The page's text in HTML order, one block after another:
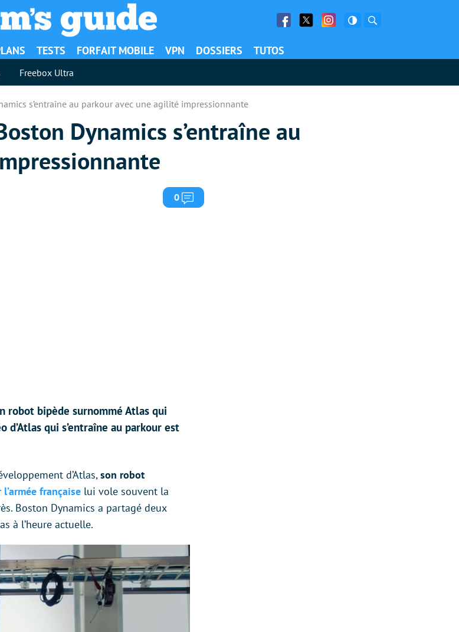
Facebook
Twitter Facebook
TESTS FORFAIT MOBILE VPN DOSSIERS TUTOS
Freebox Ultra
s’entraîne au parkour avec une agilité impressionnante
Dynamics s’entraîne au
0 Commentaires
robot bipède surnommé Atlas qui
d’Atlas qui s’entraîne au parkour est
d’Atlas,son robot
française lui vole souvent la
Boston Dynamics a partagé deux
à l’heure actuelle.